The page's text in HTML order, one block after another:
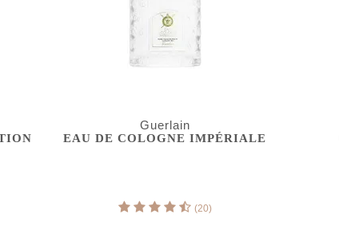
Guerlain
EAU DE COLOGNE IMPÉRIALE
(20)